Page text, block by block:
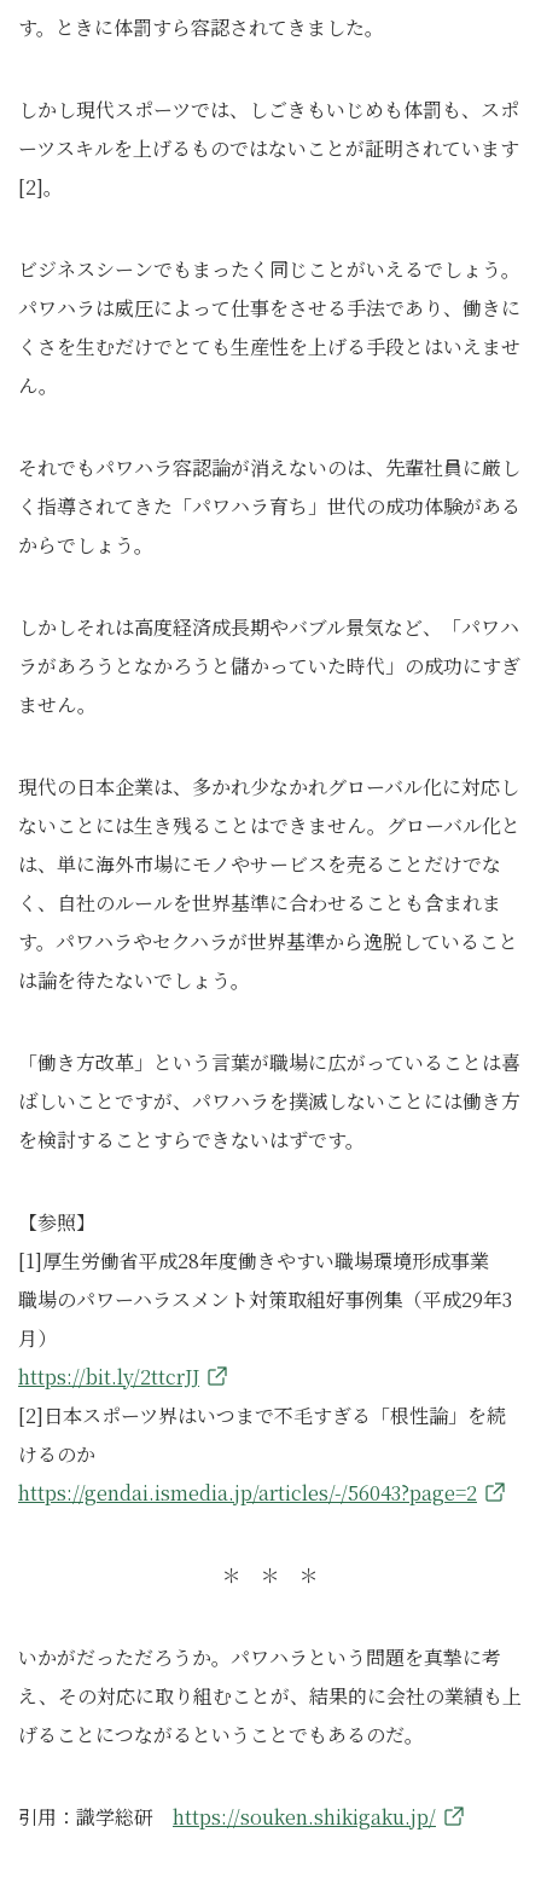
す。ときに体罰すら容認されてきました。
しかし現代スポーツでは、しごきもいじめも体罰も、スポ
ーツスキルを上げるものではないことが証明されています
[2]。
ビジネスシーンでもまったく同じことがいえるでしょう。
パワハラは威圧によって仕事をさせる手法であり、働きに
くさを生むだけでとても生産性を上げる手段とはいえませ
ん。
それでもパワハラ容認論が消えないのは、先輩社員に厳し
く指導されてきた「パワハラ育ち」世代の成功体験がある
からでしょう。
しかしそれは高度経済成長期やバブル景気など、「パワハ
ラがあろうとなかろうと儲かっていた時代」の成功にすぎ
ません。
現代の日本企業は、多かれ少なかれグローバル化に対応し
ないことには生き残ることはできません。グローバル化と
は、単に海外市場にモノやサービスを売ることだけでな
く、自社のルールを世界基準に合わせることも含まれま
す。パワハラやセクハラが世界基準から逸脱していること
は論を待たないでしょう。
「働き方改革」という言葉が職場に広がっていることは喜
ばしいことですが、パワハラを撲滅しないことには働き方
を検討することすらできないはずです。
【参照】
[1]厚生労働省平成28年度働きやすい職場環境形成事業
職場のパワーハラスメント対策取組好事例集（平成29年3
月）
https://bit.ly/2ttcrJJ
[2]日本スポーツ界はいつまで不毛すぎる「根性論」を続
けるのか
https://gendai.ismedia.jp/articles/-/56043?page=2
＊ ＊ ＊
いかがだっただろうか。パワハラという問題を真摯に考
え、その対応に取り組むことが、結果的に会社の業績も上
げることにつながるということでもあるのだ。
引用：識学総研 https://souken.shikigaku.jp/